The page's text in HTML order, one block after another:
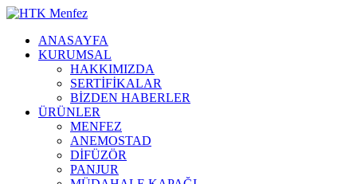
ANASAYFA
KURUMSAL
HAKKIMIZDA
SERTİFİKALAR
BİZDEN HABERLER
ÜRÜNLER
MENFEZ
ANEMOSTAD
DİFÜZÖR
PANJUR